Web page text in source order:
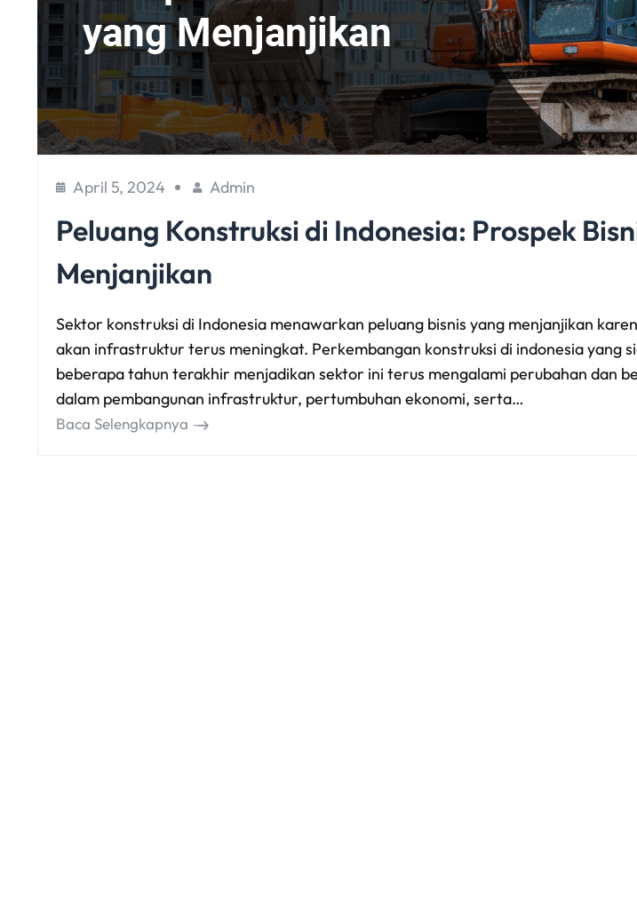
April 5, 2024 Admin
Peluang Konstruksi di Indonesia: Prospek
Menjanjikan
Sektor konstruksi di Indonesia menawarkan peluang bisnis yang menjanjikan
akan infrastruktur terus meningkat. Perkembangan konstruksi di indonesia yang
beberapa tahun terakhir menjadikan sektor ini terus mengalami perubahan dan
dalam pembangunan infrastruktur, pertumbuhan ekonomi, serta…
Baca Selengkapnya